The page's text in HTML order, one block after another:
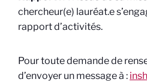
chercheur(e) lauréat.e
rapport d’activités.
Pour toute demande de
d’envoyer un message à :